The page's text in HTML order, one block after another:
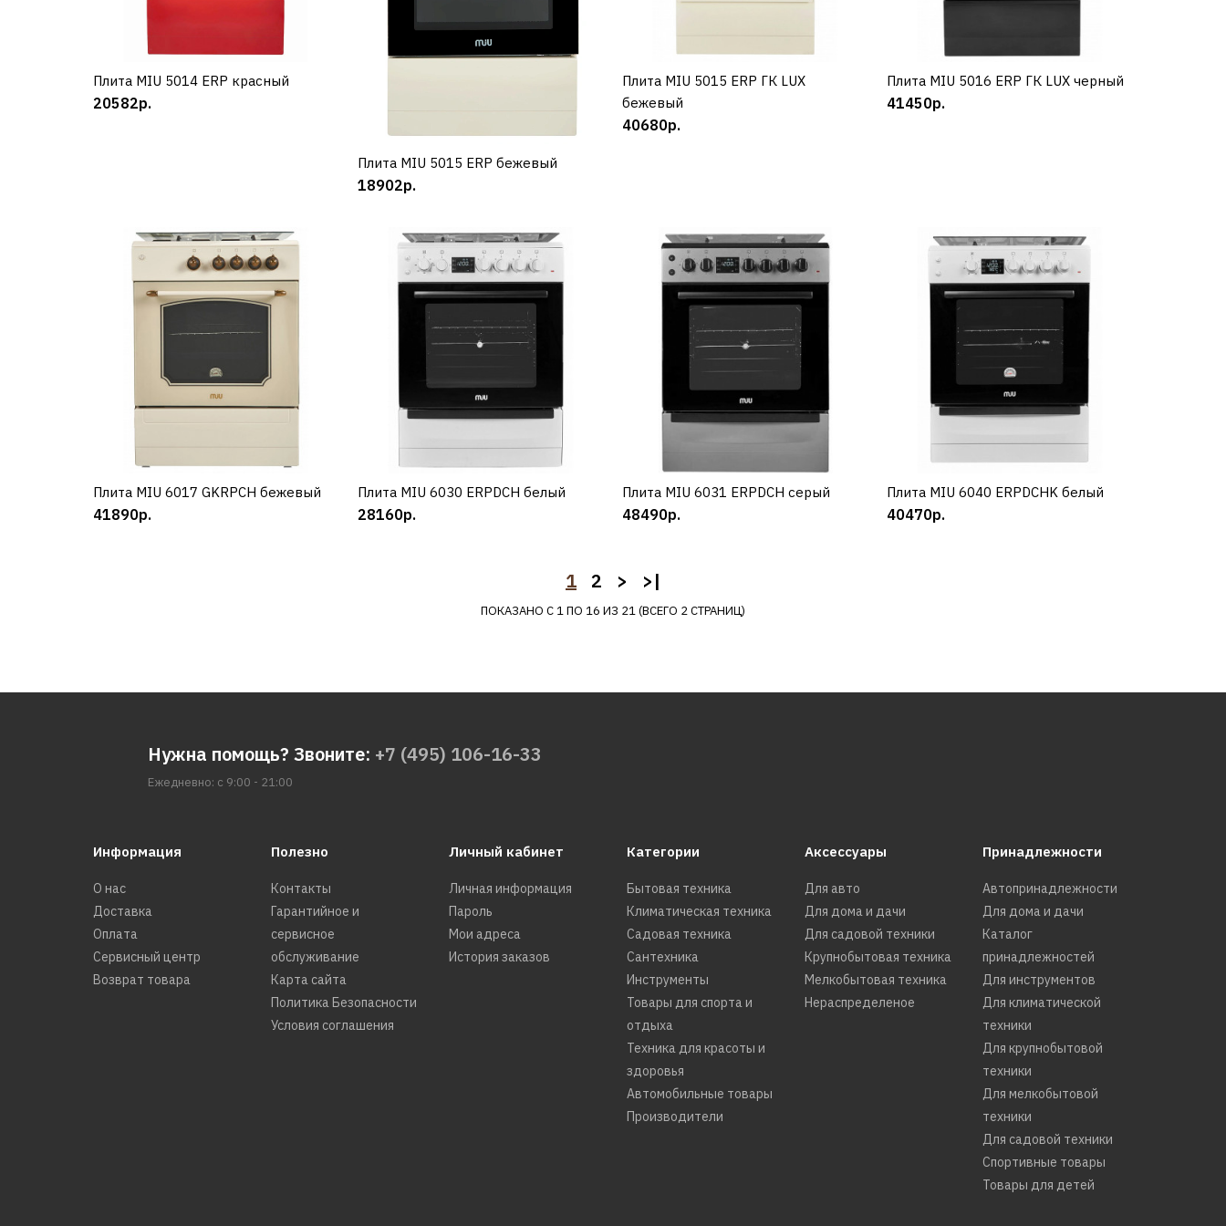
Плита MIU 5010 ERP ГК
LUX белая
21516р.
КУПИТЬ
MIU
ДОБАВИТЬ В ПОЖЕЛАНИЯ
Плита MIU 5013 ERP ГК
LUX зеленый
41390р.
КУПИТЬ
КУПИТЬ
Плита MIU 5014 ERP красный
20582р.
КУПИТЬ
Плита MIU 5015 ERP бежевый
18902р.
КУПИТЬ
Плита MIU 5015 ERP ГК LUX
бежевый
40680р.
КУПИТЬ
Плита MIU 5016 ERP ГК LUX черный
41450р.
КУПИТЬ
Плита MIU 6017 GKRPCH бежевый
41890р.
КУПИТЬ
Плита MIU 6030 ЕRPDCH белый
28160р.
КУПИТЬ
Плита MIU 6031 ЕRPDCH серый
48490р.
КУПИТЬ
Плита MIU 6040 ЕRPDCHK белый
40470р.
1 2 > >|
ПОКАЗАНО С 1 ПО 16 ИЗ 21 (ВСЕГО 2 СТРАНИЦ)
Нужна помощь? Звоните: +7 (495) 106-16-33
Ежедневно: с 9:00 - 21:00
Информация
О нас
Доставка
Оплата
Сервисный центр
Возврат товара
Полезно
Контакты
Гарантийное и
сервисное
обслуживание
Карта сайта
Политика Безопасности
Условия соглашения
Личный кабинет
Личная информация
Пароль
Мои адреса
История заказов
Категории
Бытовая техника
Климатическая техника
Садовая техника
Сантехника
Инструменты
Товары для спорта и
отдыха
Техника для красоты и
здоровья
Автомобильные товары
Производители
Аксессуары
Для авто
Для дома и дачи
Для садовой техники
Крупнобытовая техника
Мелкобытовая техника
Нераспределеное
Принадлежности
Автопринадлежности
Для дома и дачи
Каталог
принадлежностей
Для инструментов
Для климатической
техники
Для крупнобытовой
техники
Для мелкобытовой
техники
Для садовой техники
Спортивные товары
Товары для детей